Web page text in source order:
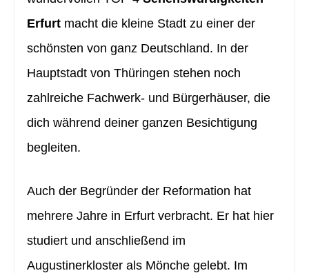
Erfurtmacht die kleine Stadt zu einer der
schönsten von ganz Deutschland. In der
Hauptstadt von Thüringen stehen noch
zahlreiche Fachwerk- und Bürgerhäuser, die
dich während deiner ganzen Besichtigung
begleiten.
Auch der Begründer der Reformation hat
mehrere Jahre in Erfurt verbracht. Er hat hier
studiert und anschließend im
Augustinerkloster als Mönche gelebt. Im